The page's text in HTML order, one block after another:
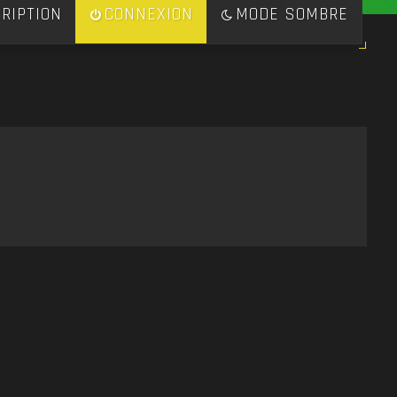
MODE SOMBRE
CONNEXION